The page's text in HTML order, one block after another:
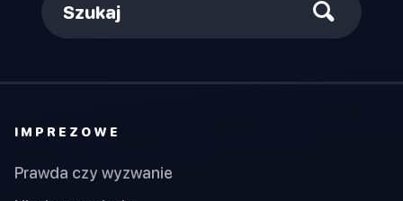
Szukaj
IMPREZOWE
Prawda czy wyzwanie